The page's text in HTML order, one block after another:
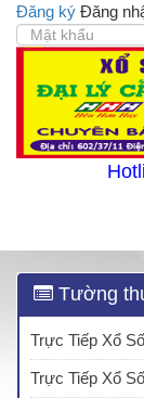
Đăng ký Đăng
Tường
Trực Tiếp Xổ
Trực Tiếp Xổ